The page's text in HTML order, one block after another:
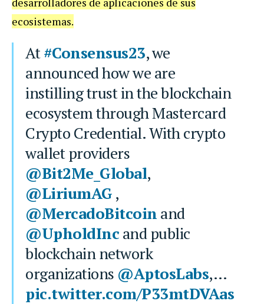
ecosistemas.
At#Consensus23, we
announced how we are
instilling trust in the blockchain
ecosystem through Mastercard
Crypto Credential. With crypto
wallet providers
@Bit2Me_Global,
@LiriumAG ,
@MercadoBitcoin and
@UpholdInc and public
blockchain network
organizations @AptosLabs,…
pic.twitter.com/P33mtDVAas